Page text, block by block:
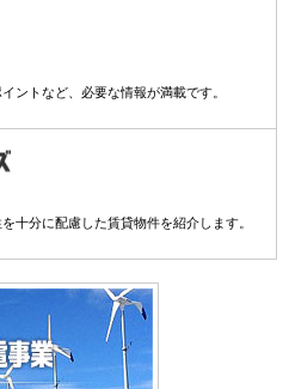
ントなど、必要な情報が満載です。
十分に配慮した賃貸物件を紹介します。